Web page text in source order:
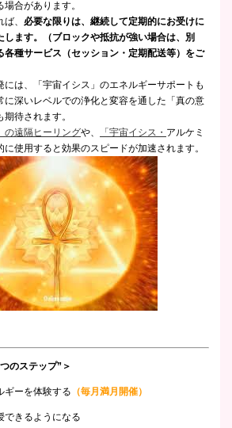
合があります。
、 必要な限りは、継続して定期的にお受けに
します。（ブロックや抵抗が強い場合は、別
各種サービス（セッション・定期配送等）をご
には、「宇宙イシス」のエネルギーサポートも
に深いレベルでの浄化と変容を通した「真の意
待されます。
の遠隔ヒーリングや、 「宇宙イシス・ アルケミ
使用すると効果のスピードが加速されます。
のステップ”＞
ギーを体験する （毎月満月開催）
できるようになる